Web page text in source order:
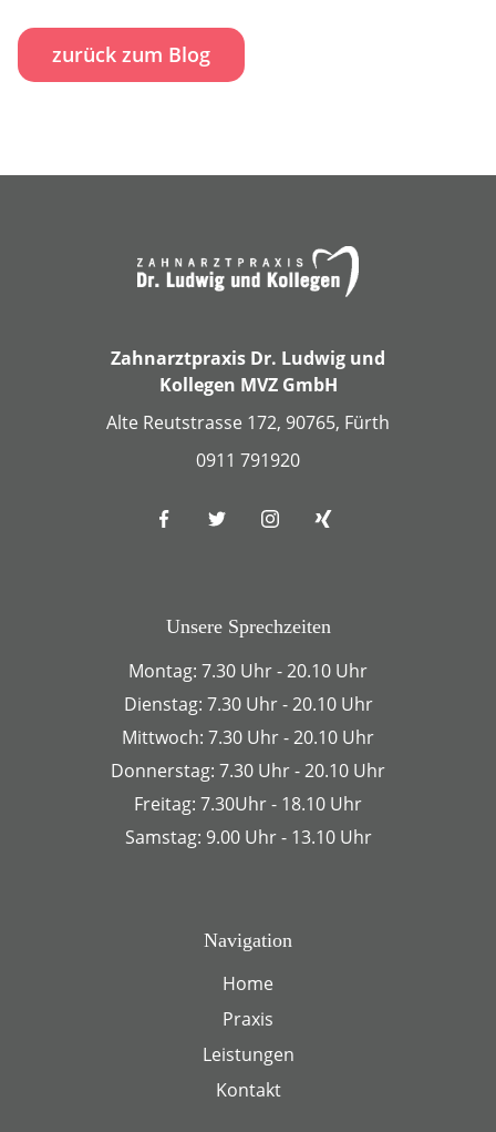
zurück zum Blog
Zahnarztpraxis Dr. Ludwig und
Kollegen MVZ GmbH
Alte Reutstrasse 172, 90765, Fürth
0911 791920
Unsere Sprechzeiten
Montag: 7.30 Uhr - 20.10 Uhr
Dienstag: 7.30 Uhr - 20.10 Uhr
Mittwoch: 7.30 Uhr - 20.10 Uhr
Donnerstag: 7.30 Uhr - 20.10 Uhr
Freitag: 7.30Uhr - 18.10 Uhr
Samstag: 9.00 Uhr - 13.10 Uhr
Navigation
Home
Praxis
Leistungen
Kontakt